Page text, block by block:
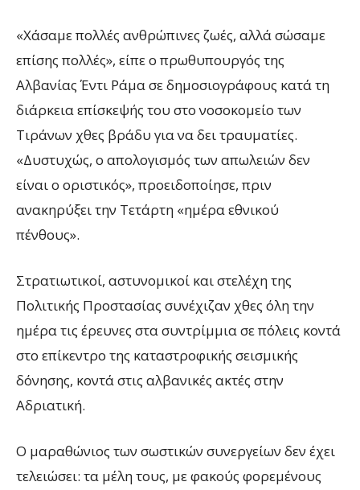
«Χάσαμε πολλές ανθρώπινες ζωές, αλλά σώσαμε
επίσης πολλές», είπε ο πρωθυπουργός της
Αλβανίας Έντι Ράμα σε δημοσιογράφους κατά τη
διάρκεια επίσκεψής του στο νοσοκομείο των
Τιράνων χθες βράδυ για να δει τραυματίες.
«Δυστυχώς, ο απολογισμός των απωλειών δεν
είναι ο οριστικός», προειδοποίησε, πριν
ανακηρύξει την Τετάρτη «ημέρα εθνικού
πένθους».
Στρατιωτικοί, αστυνομικοί και στελέχη της
Πολιτικής Προστασίας συνέχιζαν χθες όλη την
ημέρα τις έρευνες στα συντρίμμια σε πόλεις κοντά
στο επίκεντρο της καταστροφικής σεισμικής
δόνησης, κοντά στις αλβανικές ακτές στην
Αδριατική.
Ο μαραθώνιος των σωστικών συνεργείων δεν έχει
τελειώσει: τα μέλη τους, με φακούς φορεμένους